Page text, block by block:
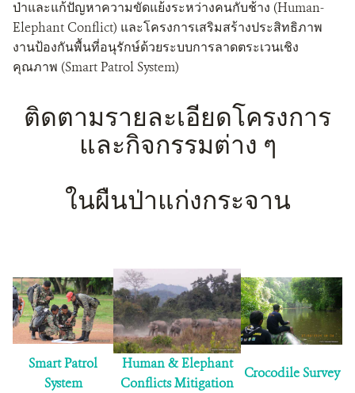
ป่าและแก้ปัญหาความขัดแย้งระหว่างคนกับช้าง (Human-
Elephant Conflict) และโครงการเสริมสร้างประสิทธิภาพ
งานป้องกันพื้นที่อนุรักษ์ด้วยระบบการลาดตระเวนเชิง
คุณภาพ (Smart Patrol System)
ติดตามรายละเอียดโครงการ
และกิจกรรมต่าง ๆ
ในผืนป่าแก่งกระจาน
Smart Patrol
System
Human & Elephant
Conflicts Mitigation
Crocodile Survey